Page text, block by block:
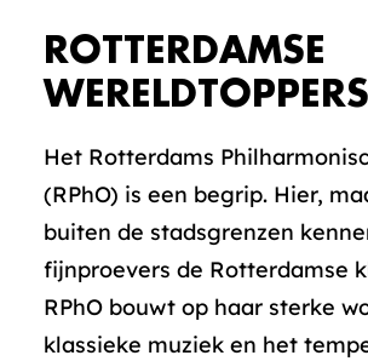
ROTTERDAMSE
WERELDTOPPERS
Het Rotterdams
(RPhO) is een begrip. Hier,
buiten de stadsgrenzen
fijnproevers de Rotterdamse
RPhO bouwt op haar sterke
klassieke muziek en het